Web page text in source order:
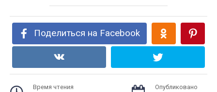
Поделиться на Facebook
Время чтения Опубликовано